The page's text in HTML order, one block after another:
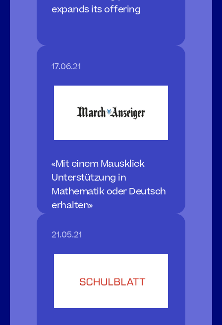
expands its offering
17.06.21
«Mit einem Mausklick
Unterstützung in
Mathematik oder Deutsch
erhalten»
21.05.21